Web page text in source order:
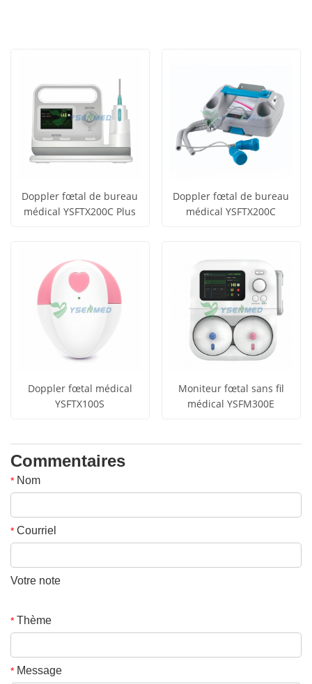
Doppler fœtal de bureau
médical YSFTX200C Plus
Doppler fœtal de bureau
médical YSFTX200C
Doppler fœtal médical
YSFTX100S
Moniteur fœtal sans fil
médical YSFM300E
Commentaires
* Nom
* Courriel
Votre note
* Thème
* Message